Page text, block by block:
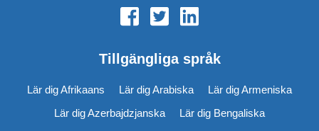
Tillgängliga språk
Lär dig Afrikaans Lär dig Arabiska
Lär dig Armeniska
Lär dig Azerbajdzjanska
Lär dig Bengaliska